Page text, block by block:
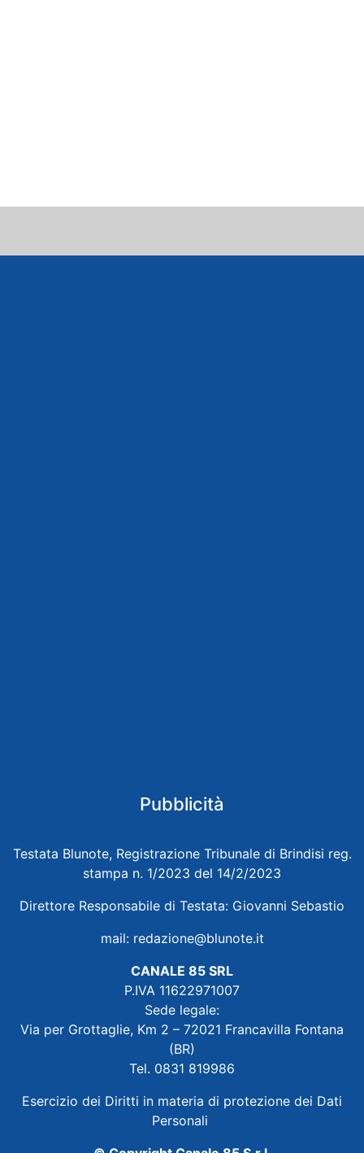
Pubblicità
Testata Blunote, Registrazione Tribunale di Brindisi reg.
stampa n. 1/2023 del 14/2/2023
Direttore Responsabile di Testata: Giovanni Sebastio
mail: redazione@blunote.it
CANALE 85 SRL
P.IVA 11622971007
Sede legale:
Via per Grottaglie, Km 2 – 72021 Francavilla Fontana
(BR)
Tel. 0831 819986
Esercizio dei Diritti in materia di protezione dei Dati
Personali